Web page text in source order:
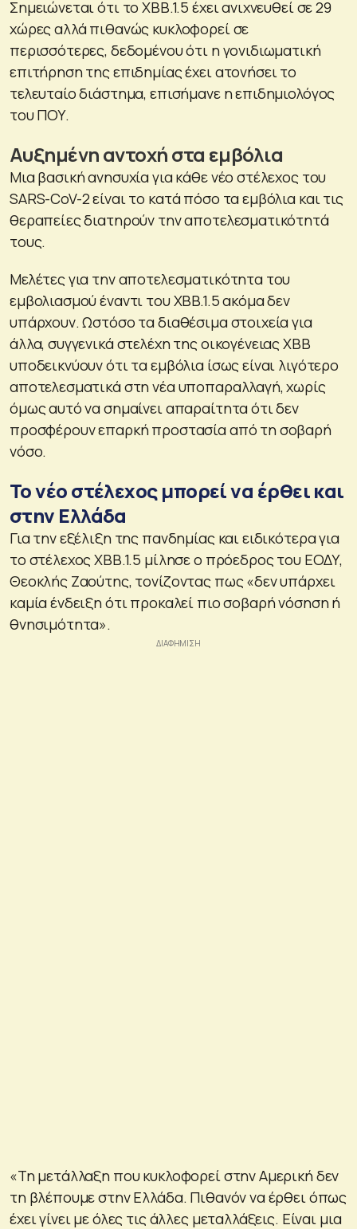
Σημειώνεται ότι το ΧΒΒ.1.5 έχει ανιχνευθεί σε 29
χώρες αλλά πιθανώς κυκλοφορεί σε
περισσότερες, δεδομένου ότι η γονιδιωματική
επιτήρηση της επιδημίας έχει ατονήσει το
τελευταίο διάστημα, επισήμανε η επιδημιολόγος
του ΠΟΥ.
Αυξημένη αντοχή στα εμβόλια
Μια βασική ανησυχία για κάθε νέο στέλεχος του
SARS-CoV-2 είναι το κατά πόσο τα εμβόλια και τις
θεραπείες διατηρούν την αποτελεσματικότητά
τους.
Μελέτες για την αποτελεσματικότητα του
εμβολιασμού έναντι του XBB.1.5 ακόμα δεν
υπάρχουν. Ωστόσο τα διαθέσιμα στοιχεία για
άλλα, συγγενικά στελέχη της οικογένειας XBB
υποδεικνύουν ότι τα εμβόλια ίσως είναι λιγότερο
αποτελεσματικά στη νέα υποπαραλλαγή, χωρίς
όμως αυτό να σημαίνει απαραίτητα ότι δεν
προσφέρουν επαρκή προστασία από τη σοβαρή
νόσο.
Το νέο στέλεχος μπορεί να έρθει και
στην Ελλάδα
Για την εξέλιξη της πανδημίας και ειδικότερα για
το στέλεχος ΧΒΒ.1.5 μίλησε ο πρόεδρος του ΕΟΔΥ,
Θεοκλής Ζαούτης, τονίζοντας πως «δεν υπάρχει
καμία ένδειξη ότι προκαλεί πιο σοβαρή νόσηση ή
θνησιμότητα».
«Τη μετάλλαξη που κυκλοφορεί στην Αμερική δεν
τη βλέπουμε στην Ελλάδα. Πιθανόν να έρθει όπως
έχει γίνει με όλες τις άλλες μεταλλάξεις. Είναι μια